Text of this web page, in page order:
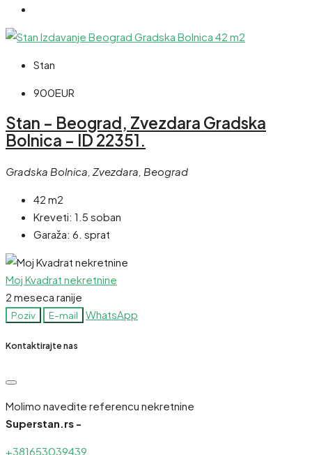
Stan
900EUR
Stan – Beograd, Zvezdara Gradska
Bolnica – ID 22351.
Gradska Bolnica, Zvezdara, Beograd
42 m2
Kreveti: 1.5 soban
Garaža: 6. sprat
Moj Kvadrat nekretnine
2 meseca ranije
Poziv E-mail WhatsApp
Kontaktirajte nas
Molimo navedite referencu nekretnine
Superstan.rs -
+381653039439